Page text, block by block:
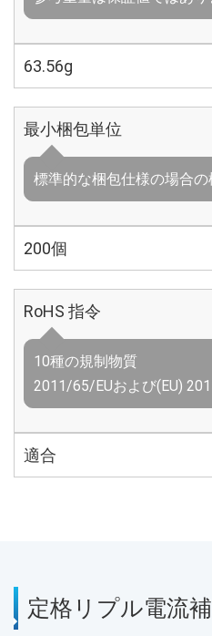
63.56g
最小梱包単位
標準的な梱包仕様の場合の
200個
RoHS 指令
10種の規制物質
2011/65/EUおよび(EU)
適合
定格リプル電流